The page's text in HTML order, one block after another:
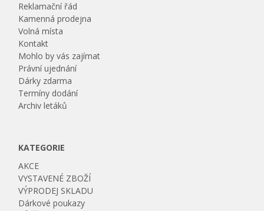
Reklamační řád
Kamenná prodejna
Volná místa
Kontakt
Mohlo by vás zajímat
Právní ujednání
Dárky zdarma
Termíny dodání
Archiv letáků
KATEGORIE
AKCE
VYSTAVENÉ ZBOŽÍ
VÝPRODEJ SKLADU
Dárkové poukazy